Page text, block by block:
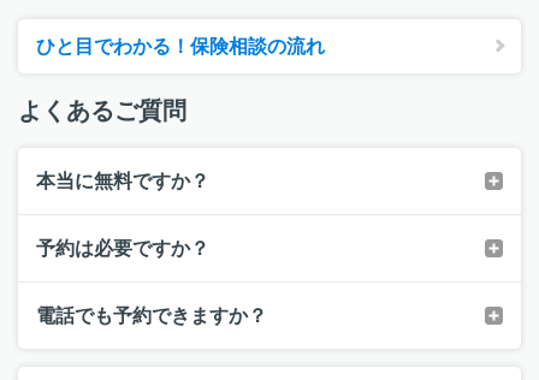
ひと目でわかる！保険相談の流れ
よくあるご質問
本当に無料ですか？
予約は必要ですか？
電話でも予約できますか？